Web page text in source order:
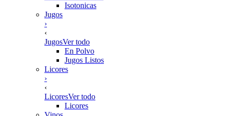
Isotonicas
Jugos
›
‹
JugosVer todo
En Polvo
Jugos Listos
Licores
›
‹
LicoresVer todo
Licores